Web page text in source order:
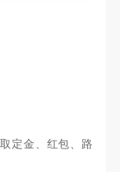
定金、红包、路